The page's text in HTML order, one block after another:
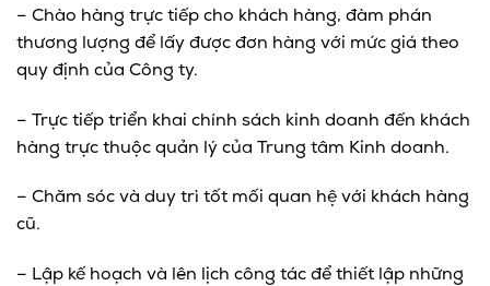
– Chào hàng trực tiếp cho khách hàng, đàm phán
thương lượng để lấy được đơn hàng với mức giá theo
quy định của Công ty.
– Trực tiếp triển khai chính sách kinh doanh đến khách
hàng trực thuộc quản lý của Trung tâm Kinh doanh.
– Chăm sóc và duy trì tốt mối quan hệ với khách hàng
cũ.
– Lập kế hoạch và lên lịch công tác để thiết lập những